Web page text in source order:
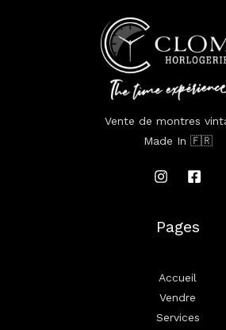
Vente de montres
Made In 🇫🇷
Pages
Accueil
Vendre
Services